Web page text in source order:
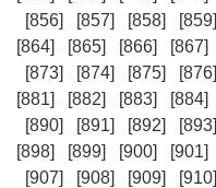
[856]
[857] [858] [859]
[864]
[865] [866] [867]
[873]
[874] [875] [876]
[881]
[882] [883] [884]
[890]
[891] [892] [893]
[898]
[899] [900] [901]
[907]
[908] [909] [910]